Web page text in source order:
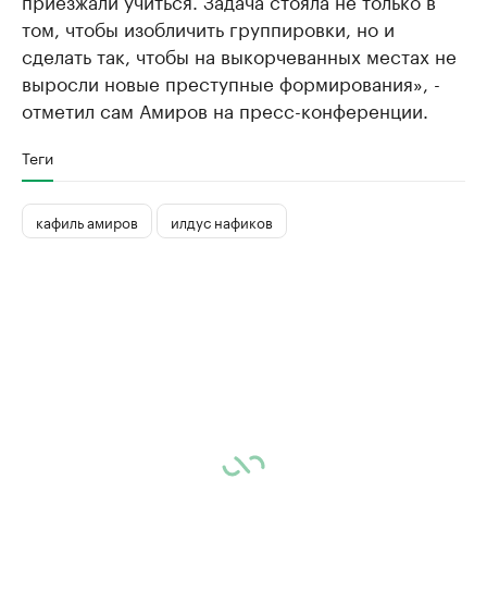
том, чтобы изобличить группировки, но и
сделать так, чтобы на выкорчеванных местах не
выросли новые преступные формирования», -
отметил сам Амиров на пресс-конференции.
Теги
кафиль амиров илдус нафиков